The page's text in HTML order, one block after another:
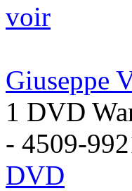
voir
Giuseppe
1 DVD
- 4509-
DVD